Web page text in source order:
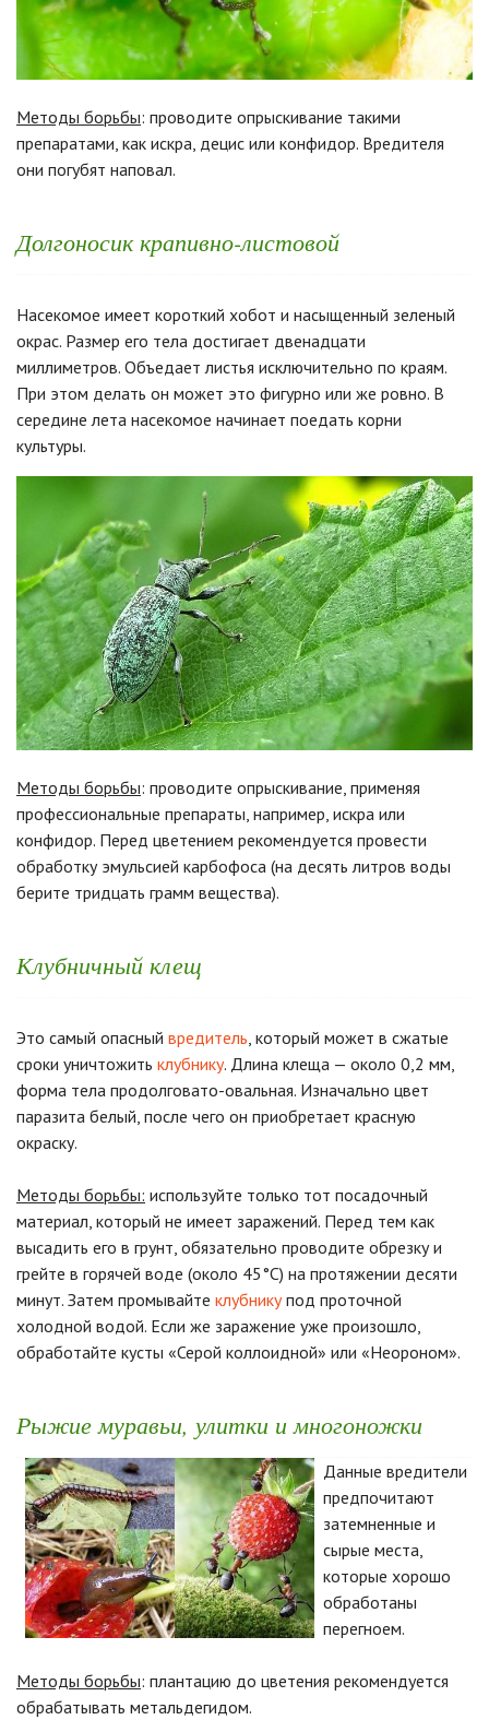
Методы борьбы: проводите опрыскивание такими
препаратами, как искра, децис или конфидор. Вредителя
они погубят наповал.
Долгоносик крапивно-листовой
Насекомое имеет короткий хобот и насыщенный зеленый
окрас. Размер его тела достигает двенадцати
миллиметров. Объедает листья исключительно по краям.
При этом делать он может это фигурно или же ровно. В
середине лета насекомое начинает поедать корни
культуры.
Методы борьбы: проводите опрыскивание, применяя
профессиональные препараты, например, искра или
конфидор. Перед цветением рекомендуется провести
обработку эмульсией карбофоса (на десять литров воды
берите тридцать грамм вещества).
Клубничный клещ
Это самый опасный вредитель, который может в сжатые
сроки уничтожить клубнику. Длина клеща — около 0,2 мм,
форма тела продолговато-овальная. Изначально цвет
паразита белый, после чего он приобретает красную
окраску.
Методы борьбы: используйте только тот посадочный
материал, который не имеет заражений. Перед тем как
высадить его в грунт, обязательно проводите обрезку и
грейте в горячей воде (около 45°С) на протяжении десяти
минут. Затем промывайте клубникупод проточной
холодной водой. Если же заражение уже произошло,
обработайте кусты «Серой коллоидной» или «Неороном».
Рыжие муравьи, улитки и многоножки
Данные вредители
предпочитают
затемненные и
сырые места,
которые хорошо
обработаны
перегноем.
Методы борьбы: плантацию до цветения рекомендуется
обрабатывать метальдегидом.